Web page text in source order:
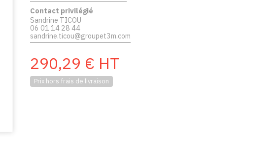
Contact privilégié
Sandrine TICOU
06 01 14 28 44
sandrine.ticou@groupet3m.com
290,29 € HT
Prix hors frais de livraison